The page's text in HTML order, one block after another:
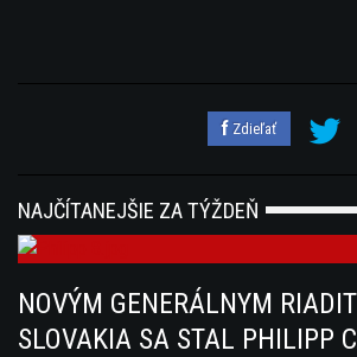
Zdieľať
NAJČÍTANEJŠIE ZA TÝŽDEŇ
NOVÝM GENERÁLNYM
SLOVAKIA SA STAL PHILIPP